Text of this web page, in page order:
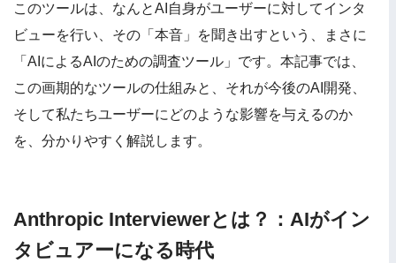
このツールは、なんとAI自身がユーザーに対してインタ
ビューを行い、その「本音」を聞き出すという、まさに
「AIによるAIのための調査ツール」です。本記事では、
この画期的なツールの仕組みと、それが今後のAI開発、
そして私たちユーザーにどのような影響を与えるのか
を、分かりやすく解説します。
Anthropic Interviewerとは？：AIがイン
タビュアーになる時代